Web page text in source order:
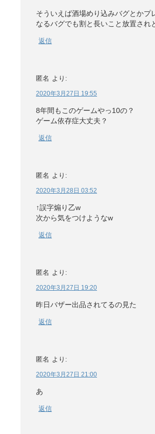
そういえば酒場めり込みバグとかプ
なるバグでも割と長いこと放置され
返信
匿名 より:
2020年3月27日 19:55
8年間もこのゲームやっ10の？
ゲーム依存症大丈夫？
返信
匿名 より:
2020年3月28日 03:52
↑誤字煽り乙w
次から気をつけようなw
返信
匿名 より:
2020年3月27日 19:20
昨日バザー出品されてるの見た
返信
匿名 より:
2020年3月27日 21:00
あ
返信